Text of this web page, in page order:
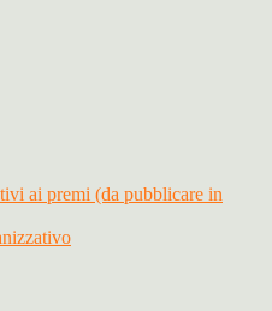
ai premi (da pubblicare in